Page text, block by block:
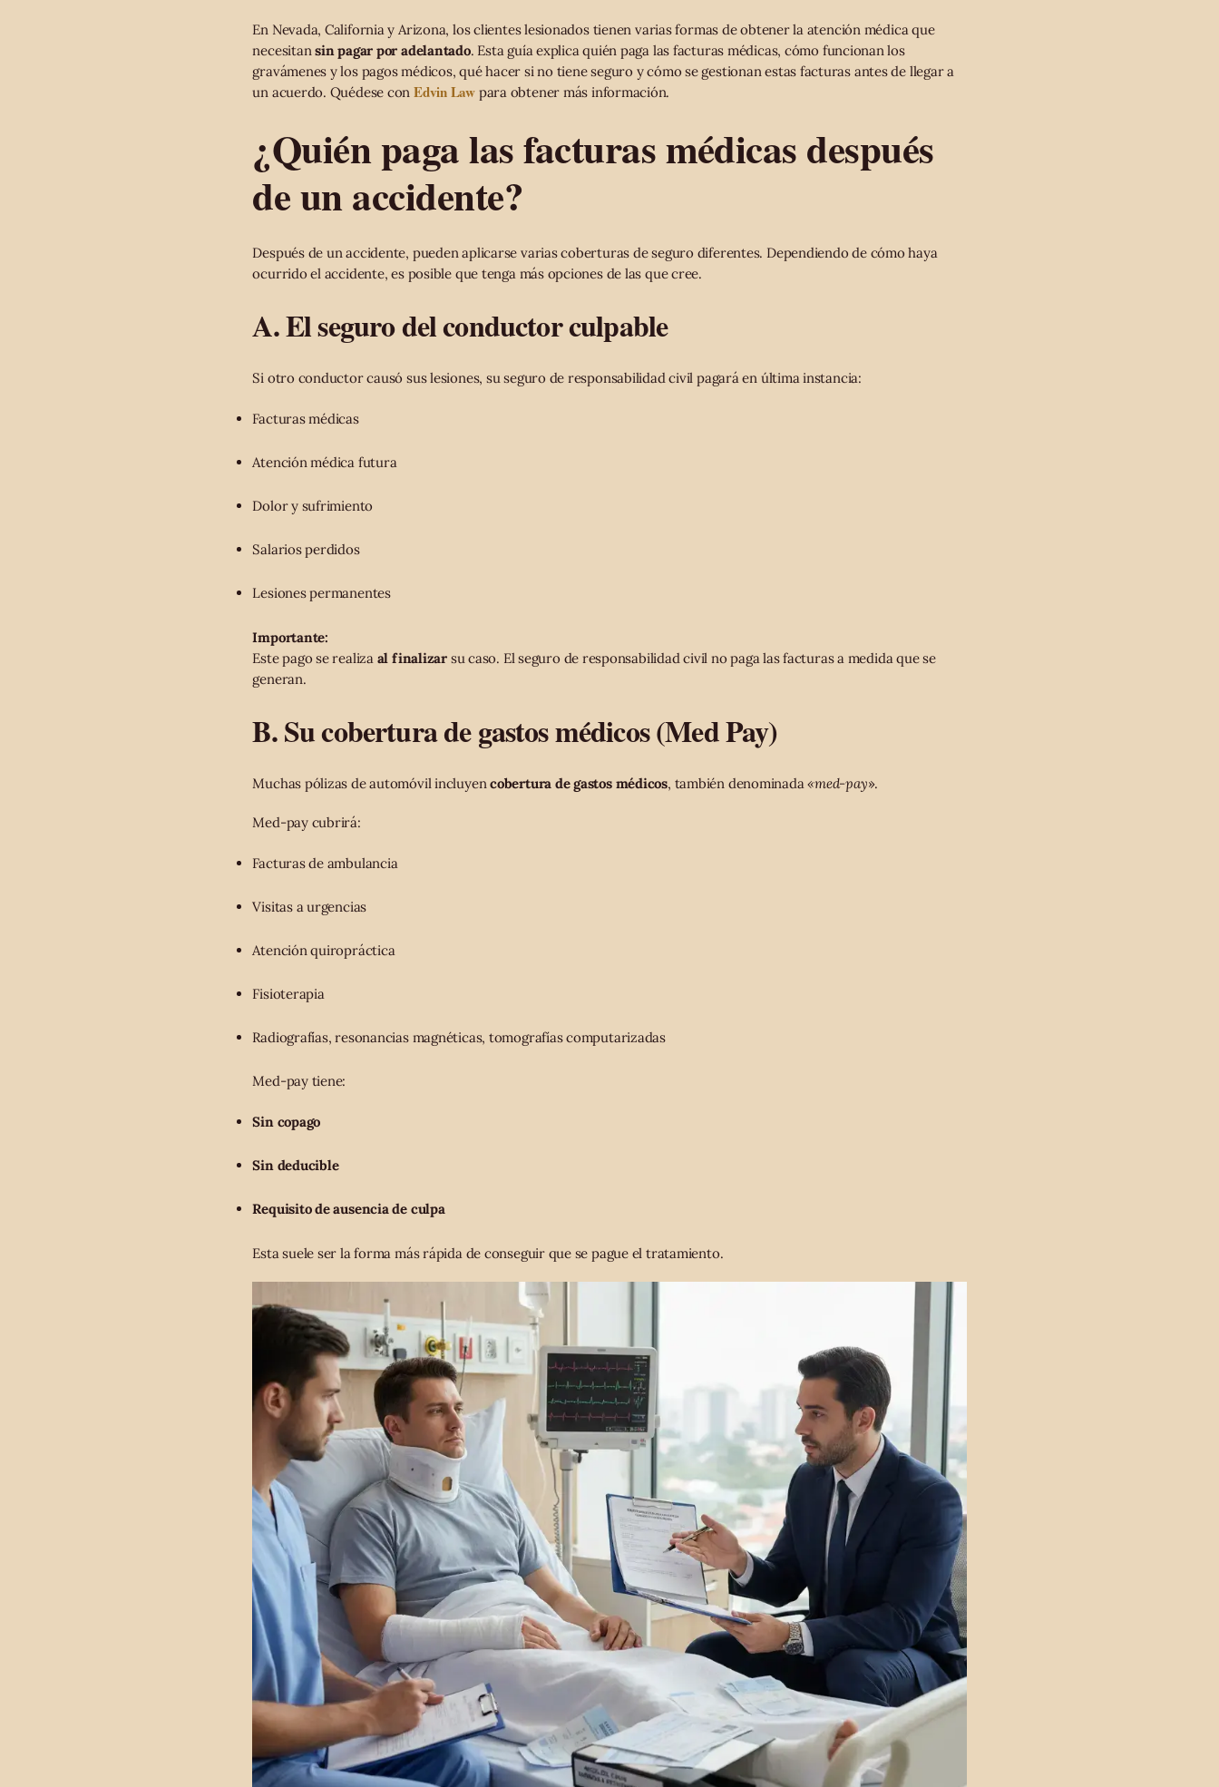
En Nevada, California y Arizona, los clientes lesionados tienen varias formas de obtener la atención médica que
necesitansin pagar por adelantado. Esta guía explica quién paga las facturas médicas, cómo funcionan los
gravámenes y los pagos médicos, qué hacer si no tiene seguro y cómo se gestionan estas facturas antes de llegar a
un acuerdo. Quédese conEdvin Law para obtener más información.
¿Quién paga las facturas médicas después
de un accidente?
Después de un accidente, pueden aplicarse varias coberturas de seguro diferentes. Dependiendo de cómo haya
ocurrido el accidente, es posible que tenga más opciones de las que cree.
A. El seguro del conductor culpable
Si otro conductor causó sus lesiones, su seguro de responsabilidad civil pagará en última instancia:
Facturas médicas
Atención médica futura
Dolor y sufrimiento
Salarios perdidos
Lesiones permanentes
Importante:
Este pago se realiza al finalizar su caso. El seguro de responsabilidad civil no paga las facturas a medida que se
generan.
B. Su cobertura de gastos médicos (Med Pay)
Muchas pólizas de automóvil incluyencobertura de gastos médicos, también denominada«med-pay».
Med-pay cubrirá:
Facturas de ambulancia
Visitas a urgencias
Atención quiropráctica
Fisioterapia
Radiografías, resonancias magnéticas, tomografías computarizadas
Med-pay tiene:
Sin copago
Sin deducible
Requisito de ausencia de culpa
Esta suele ser la forma más rápida de conseguir que se pague el tratamiento.